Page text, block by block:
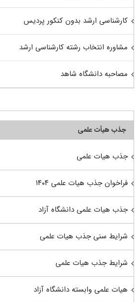
کارشناسی ارشد بدون کنکور پردیس
مشاوره انتخاب رشته کارشناسی ارشد
مصاحبه دانشگاه شاهد
جذب هیأت علمی
جذب هیات علمی
فراخوان جذب هیات علمی ۱۴۰۴
جذب هیات علمی دانشگاه آزاد
شرایط سنی جذب هیات علمی
شرایط جذب هیات علمی
هیات علمی وابسته دانشگاه آزاد